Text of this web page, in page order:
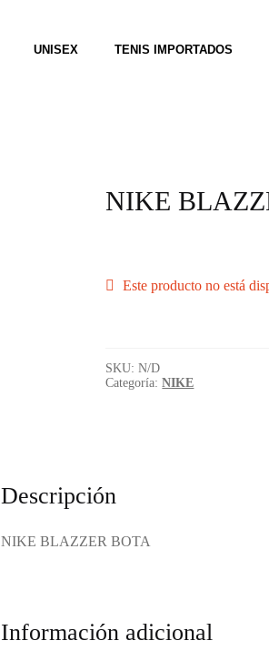
UNISEX TENIS IMPORTADOS
NIKE
Este producto no está
SKU:N/D
Categoría:NIKE
Descripción
NIKE BLAZZER BOTA
Información adicional